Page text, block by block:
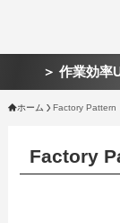
＞ 作業効率
ホーム Factory Pattern
Factory